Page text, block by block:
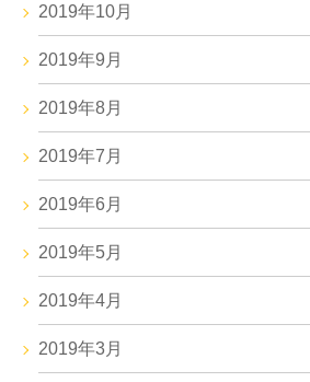
2019年10月
2019年9月
2019年8月
2019年7月
2019年6月
2019年5月
2019年4月
2019年3月